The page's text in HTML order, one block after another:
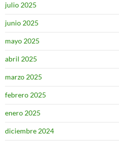
julio 2025
junio 2025
mayo 2025
abril 2025
marzo 2025
febrero 2025
enero 2025
diciembre 2024